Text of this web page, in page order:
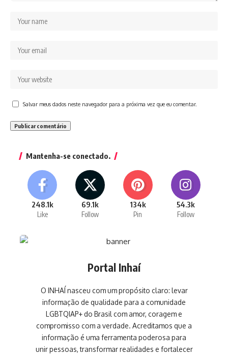
Salvar meus dados neste navegador para a próxima vez que eu comentar.
Mantenha-se conectado.
248.1k
Like
69.1k
Follow
134k
Pin
54.3k
Follow
Portal Inhaí
O INHAÍ nasceu com um propósito claro: levar
informação de qualidade para a comunidade
LGBTQIAP+ do Brasil com amor, coragem e
compromisso com a verdade. Acreditamos que a
informação é uma ferramenta poderosa para
unir pessoas, transformar realidades e fortalecer